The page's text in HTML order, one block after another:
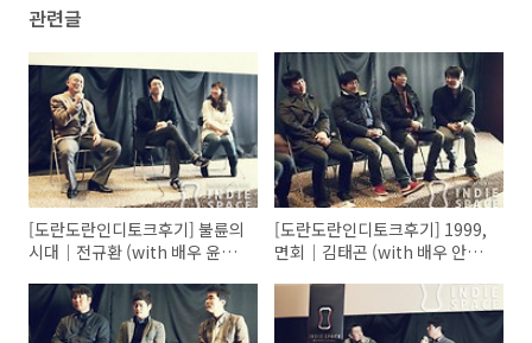
관련글
[도란도란인디토크후기] 불륜의
시대│전규환 (with 배우 윤동
[도란도란인디토크후기] 1999,
면회│김태곤 (with 배우 안재